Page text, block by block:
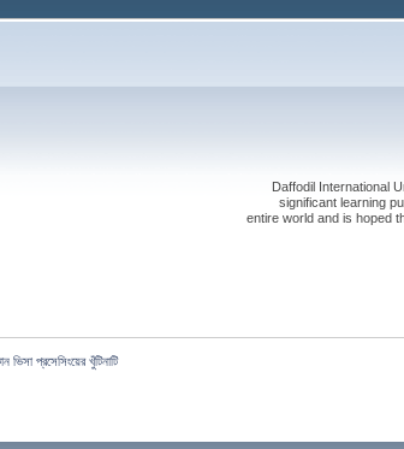
Daffodil International
significant learning
entire world and is hoped
ভিসা প্রসেসিংয়ের খুঁটিনাটি